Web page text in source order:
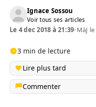
Ignace Sossou
Voir tous ses articles
Le 4 dec 2018 à 21:39•MàJ
3 min de lecture
Lire plus tard
Commenter